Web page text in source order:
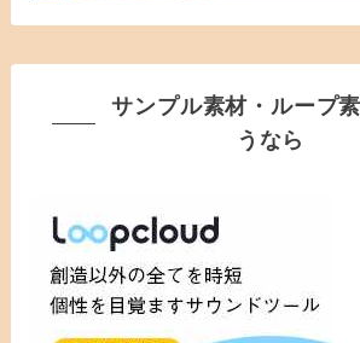
サンプル素材・ループ
うなら